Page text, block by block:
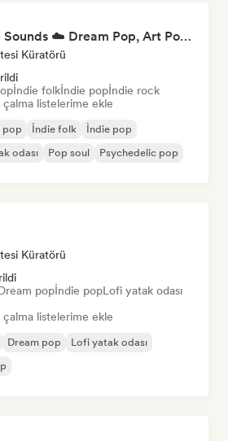
Ethereal Sounds ☁️ Dream Pop, Art Pop & Atmospheric Indie
Küratörü
İndie folkİndie popİndie rock
çalma listelerime ekle
pop İndie folk
İndie pop
odası Pop soul Psychedelic pop
Küratörü
popİndie popLofi yatak odası
çalma listelerime ekle
Dream pop
Lofi yatak odası